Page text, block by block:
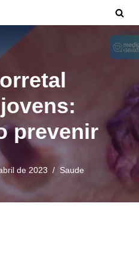
prevenir
de 2023 Saude